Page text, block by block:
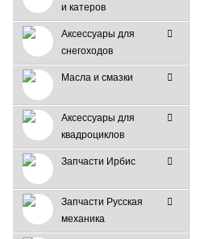
и катеров
Аксессуары для
снегоходов
Масла и смазки
Аксессуары для
квадроциклов
Запчасти Ирбис
Запчасти Русская
механика